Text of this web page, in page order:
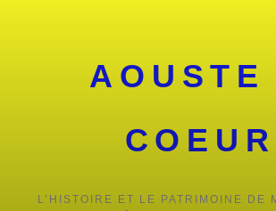
AOUSTE
COEUR
L’HISTOIRE ET LE PATRIMOINE DE